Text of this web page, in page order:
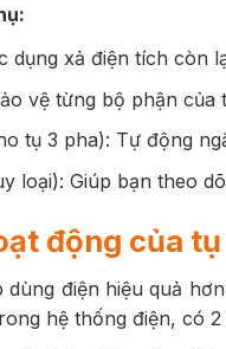
dụng xả điện tích còn
vệ từng bộ phận của
tụ 3 pha): Tự động
loại): Giúp bạn theo
động của
điện hiệu quả
hệ thống điện, có 2